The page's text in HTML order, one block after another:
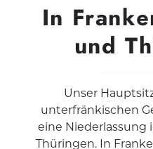
In
und
Unser
unterfränkischen
eine Niederlassung
Thüringen. In